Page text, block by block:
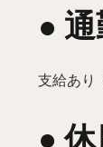
●
支給あり
●